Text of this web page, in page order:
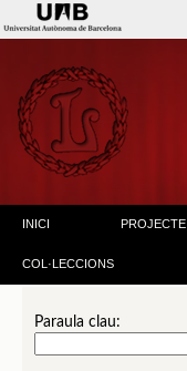
INICI PROJECTE
COL·LECCIONS
Paraula clau: